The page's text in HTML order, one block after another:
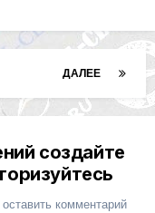
ДАЛЕЕ
создайте
комментарий